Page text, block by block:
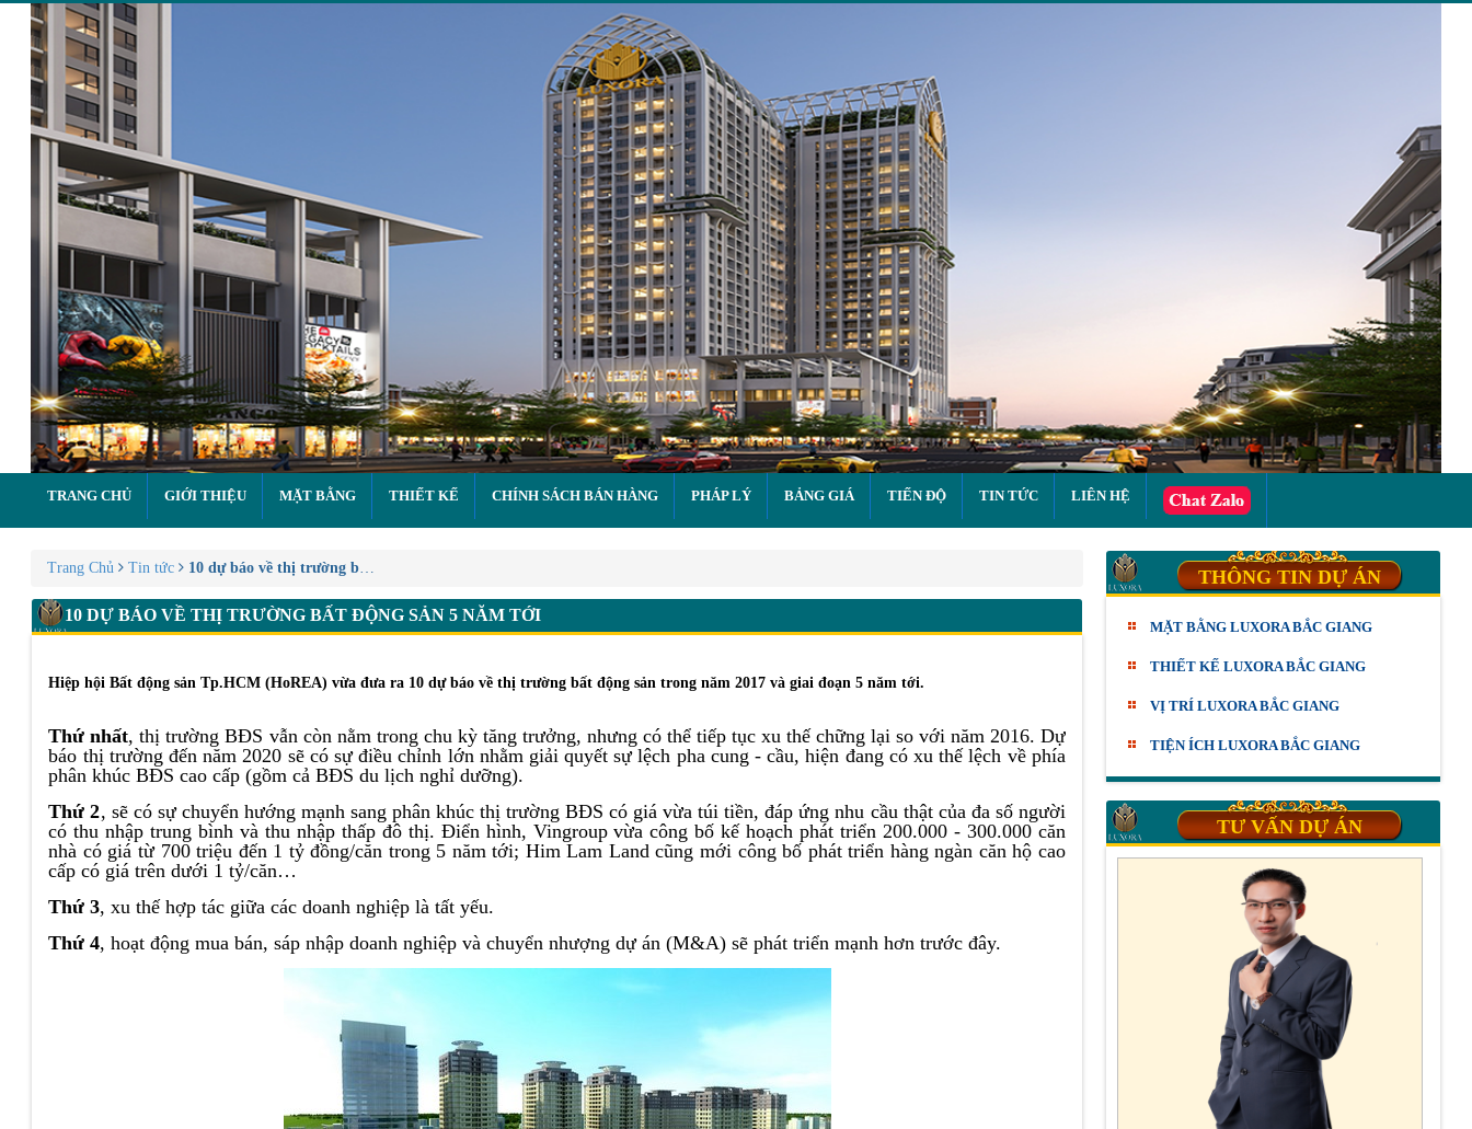
TRANG CHỦ GIỚI THIỆU MẶT BẰNG THIẾT KẾ CHÍNH SÁCH BÁN HÀNG PHÁP LÝ BẢNG GIÁ TIẾN ĐỘ TIN TỨC LIÊN HỆ
Trang Chủ Tin tức 10 dự báo về thị trường bất động sản 5 năm tới
10 DỰ BÁO VỀ THỊ TRƯỜNG BẤT ĐỘNG SẢN 5 NĂM TỚI
Hiệp hội Bất động sản Tp.HCM (HoREA) vừa đưa ra 10 dự báo về thị trường bất động sản trong năm 2017 và giai đoạn 5 năm tới.
Thứ nhất, thị trường BĐS vẫn còn nằm trong chu kỳ tăng trưởng, nhưng có thể tiếp tục xu thế chững lại so với năm 2016. Dự
báo thị trường đến năm 2020 sẽ có sự điều chỉnh lớn nhằm giải quyết sự lệch pha cung - cầu, hiện đang có xu thế lệch về phía
phân khúc BĐS cao cấp (gồm cả BĐS du lịch nghỉ dưỡng).
Thứ 2, sẽ có sự chuyển hướng mạnh sang phân khúc thị trường BĐS có giá vừa túi tiền, đáp ứng nhu cầu thật của đa số người
có thu nhập trung bình và thu nhập thấp đô thị. Điển hình, Vingroup vừa công bố kế hoạch phát triển 200.000 - 300.000 căn
nhà có giá từ 700 triệu đến 1 tỷ đồng/căn trong 5 năm tới; Him Lam Land cũng mới công bố phát triển hàng ngàn căn hộ cao
cấp có giá trên dưới 1 tỷ/căn…
Thứ 3, xu thế hợp tác giữa các doanh nghiệp là tất yếu.
Thứ 4, hoạt động mua bán, sáp nhập doanh nghiệp và chuyển nhượng dự án (M&A) sẽ phát triển mạnh hơn trước đây.
THÔNG TIN DỰ ÁN
MẶT BẰNG LUXORA BẮC GIANG
THIẾT KẾ LUXORA BẮC GIANG
VỊ TRÍ LUXORA BẮC GIANG
TIỆN ÍCH LUXORA BẮC GIANG
TƯ VẤN DỰ ÁN